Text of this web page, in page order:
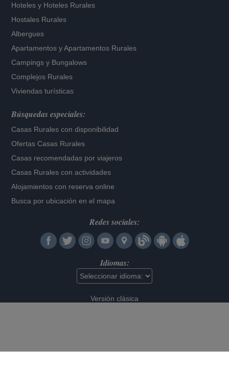
Hoteles y Hoteles Rurales
Hostales Rurales
Albergues
Apartamentos yApartamentos Rurales
Campings y Bungalows
Complejos Rurales
Viviendas turísticas
Búsquedas especiales:
Casas Rurales con disponibilidad
Ofertas Casas Rurales
Casas recomendadas por viajeros
Casas Rurales con actividades
Alojamientos con reserva online
Busca por ubicación en el mapa
Redes sociales:
Idiomas:
Versión clásica